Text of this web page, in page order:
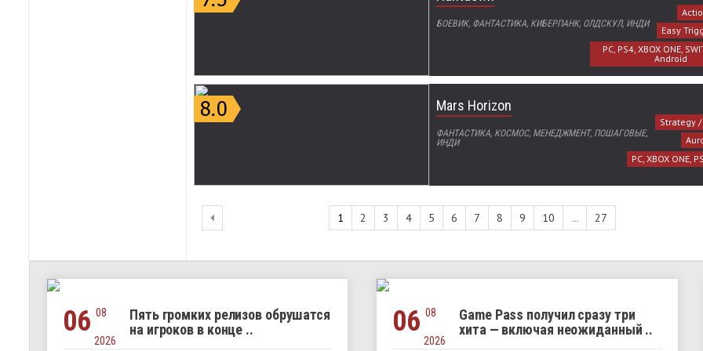
БОЕВИК, ФАНТАСТИКА, КИБЕРПАНК, ОЛДСКУЛ, ИНДИ
Easy
PC, PS4, XBOX ONE,
Android
Mars Horizon
ФАНТАСТИКА, КОСМОС, МЕНЕДЖМЕНТ, ПОШАГОВЫЕ,
ИНДИ
Strategy
PC, XBOX ONE,
1 2 3 4 5 6 7 8 9 10 ... 27
06 08
2026
Пять громких релизов обрушатся
на игроков в конце ..
06 08
2026
Game Pass получил сразу три
хита — включая неожиданный ..